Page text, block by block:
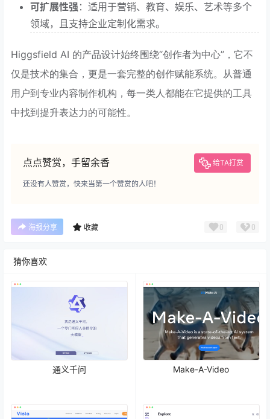
可扩展性强 ：适用于营销、教育、娱乐、艺术等多个
领域，且支持企业定制化需求。
Higgsfield AI 的产品设计始终围绕“创作者为中心”，它不
仅是技术的集合，更是一套完整的创作赋能系统。从普通
用户到专业内容制作机构，每一类人都能在它提供的工具
中找到提升表达力的可能性。
点点赞赏，手留余香 给TA打赏
还没有人赞赏，快来当第一个赞赏的人吧！
海报分享 收藏 0 0
猜你喜欢
通义千问 Make-A-Video